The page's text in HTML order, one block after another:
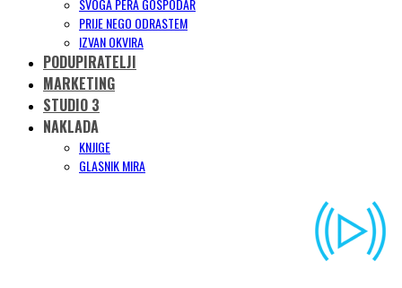
SVOGA PERA GOSPODAR
PRIJE NEGO ODRASTEM
IZVAN OKVIRA
PODUPIRATELJI
MARKETING
STUDIO 3
NAKLADA
KNJIGE
GLASNIK MIRA